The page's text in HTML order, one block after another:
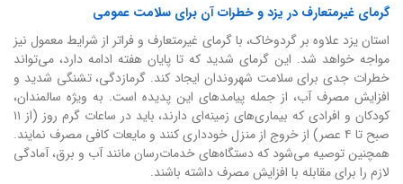
گرمای غیرمتعارف در یزد و خطرات آن برای سلامت عمومی
استان یزد علاوه بر گردوخاک، با گرمای غیرمتعارف و فراتر از شرایط معمول نیز
مواجه خواهد شد. این گرمای شدید که تا پایان هفته ادامه دارد، می‌تواند
خطرات جدی برای سلامت شهروندان ایجاد کند. گرمازدگی، تشنگی شدید و
افزایش مصرف آب، از جمله پیامدهای این پدیده است. به ویژه سالمندان،
کودکان و افرادی که بیماری‌های زمینه‌ای دارند، باید در ساعات گرم روز (از ۱۱
صبح تا ۴ عصر) از خروج از منزل خودداری کنند و مایعات کافی مصرف نمایند.
همچنین توصیه می‌شود که دستگاه‌های خدمات‌رسان مانند آب و برق، آمادگی
لازم را برای مقابله با افزایش مصرف داشته باشند.